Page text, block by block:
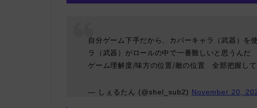
自分ゲーム下手だから、カバーキャラ（武器）を
ラ（武器）がロールの中で一番難しいと思うんだ
ゲーム理解度/味方の位置/敵の位置 全部把握し
— しぇるたん (@shel_sub2) November 20,